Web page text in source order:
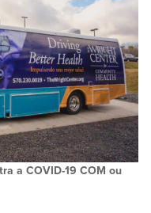
a COVID-19 COM ou